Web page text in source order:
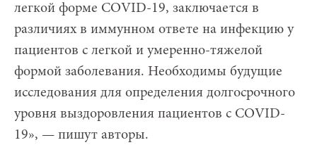
легкой форме COVID-19, заключается в
различиях в иммунном ответе на инфекцию у
пациентов с легкой и умеренно-тяжелой
формой заболевания. Необходимы будущие
исследования для определения долгосрочного
уровня выздоровления пациентов с COVID-
19», — пишут авторы.